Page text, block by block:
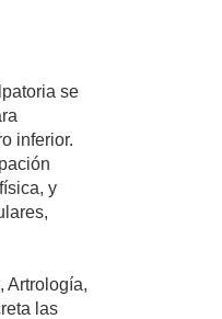
se
inferior.
y
Artrología,
las